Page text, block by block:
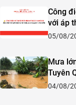
nạn
Công
với áp
mạnh
05/08/
Mưa
Tuyên
phó
04/08/